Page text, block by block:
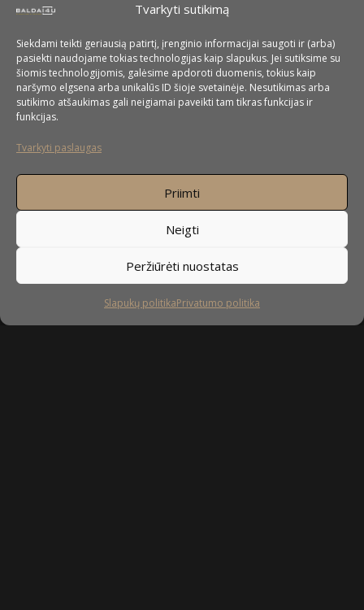
Tvarkyti sutikimą
Siekdami teikti geriausią patirtį, įrenginio informacijai saugoti ir (arba)
pasiekti naudojame tokias technologijas kaip slapukus. Jei sutiksime su
šiomis technologijomis, galėsime apdoroti duomenis, tokius kaip
naršymo elgsena arba unikalūs ID šioje svetainėje. Nesutikimas arba
sutikimo atšaukimas gali neigiamai paveikti tam tikras funkcijas ir
funkcijas.
Tvarkyti paslaugas
Priimti
Neigti
Peržiūrėti nuostatas
Slapukų politikaPrivatumo politika
Sekite mus